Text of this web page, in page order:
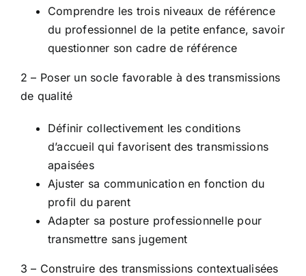
Comprendre les trois niveaux de référence
du professionnel de la petite enfance, savoir
questionner son cadre de référence
2 – Poser un socle favorable à des transmissions
de qualité
Définir collectivement les conditions
d’accueil qui favorisent des transmissions
apaisées
Ajuster sa communication en fonction du
profil du parent
Adapter sa posture professionnelle pour
transmettre sans jugement
3 – Construire des transmissions contextualisées